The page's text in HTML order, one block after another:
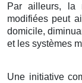
Par ailleurs, la
modifiées peut
domicile,
et les systèmes
Une initiative